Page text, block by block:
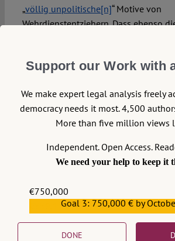
„völlig unpolitische[n]“ Motive von
Wehrdienstentziehern. Dass ebenso
Urteile, die weiterhin von einer
implizitoderexplizitwidersprechen.
In seinenUrteilenvom 4. Juli 2019
Flüchtlingsschutz „nicht unter
Feststellung objektivierbarer
gestützt werden“ darf. Zwar verzichten
nicht auf Erkenntnismittel in Form von
Länderberichten.Auffällig ist aber,
teilweise so verwenden, dass sie zu
Support our Work with
We make expert legal analysis freely
democracy needs it most. 4,500
More than five million views
Independent. Open Access.
We need your help to keep it
€750,000
€559,159Goal 3: 750,000 € by
DONE